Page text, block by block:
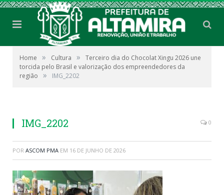
Home » Cultura »
Terceiro dia do Chocolat Xingu 2026 une
torcida pelo Brasil e valorização dos empreendedores da
região
» IMG_2202
IMG_2202 0
POR ASCOM PMA EM 16 DE JUNHO DE 2026